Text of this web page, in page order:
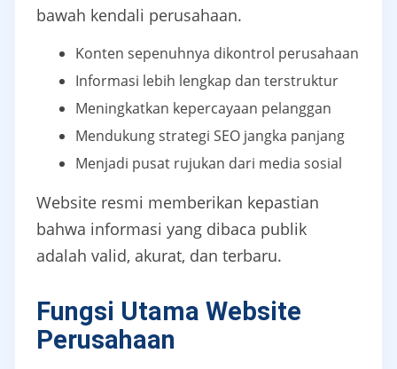
bawah kendali perusahaan.
Konten sepenuhnya dikontrol perusahaan
Informasi lebih lengkap dan terstruktur
Meningkatkan kepercayaan pelanggan
Mendukung strategi SEO jangka panjang
Menjadi pusat rujukan dari media sosial
Website resmi memberikan kepastian
bahwa informasi yang dibaca publik
adalah valid, akurat, dan terbaru.
Fungsi Utama Website
Perusahaan